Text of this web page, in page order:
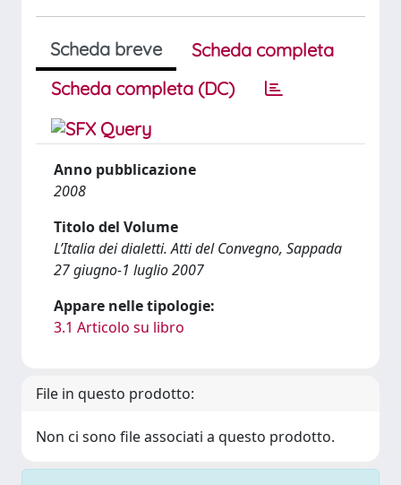
Scheda breve
Scheda completa
Scheda completa (DC)
Anno pubblicazione
2008
Titolo del Volume
L’Italia dei dialetti. Atti del Convegno, Sappada
27 giugno-1 luglio 2007
Appare nelle tipologie:
3.1 Articolo su libro
File in questo prodotto:
Non ci sono file associati a questo prodotto.